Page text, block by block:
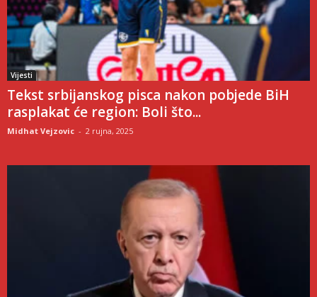
Vijesti
Tekst srbijanskog pisca nakon pobjede BiH
rasplakat će region: Boli što...
Midhat Vejzovic - 2 rujna, 2025